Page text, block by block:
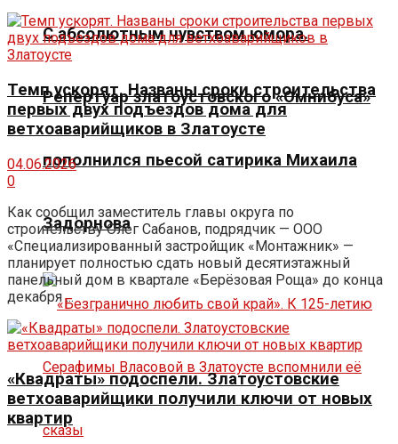
С абсолютным чувством юмора.
Репертуар златоустовского «Омнибуса»
пополнился пьесой сатирика Михаила
Задорнова
Темп ускорят. Названы сроки строительства
первых двух подъездов дома для
ветхоаварийщиков в Златоусте
04.06.2026
0
Как сообщил заместитель главы округа по
строительству Олег Сабанов, подрядчик — ООО
«Специализированный застройщик «Монтажник» —
планирует полностью сдать новый десятиэтажный
панельный дом в квартале «Берёзовая Роща» до конца
декабря ...
«Квадраты» подоспели. Златоустовские
ветхоаварийщики получили ключи от новых
квартир